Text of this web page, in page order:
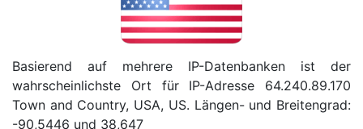
Basierend auf mehrere IP-Datenbanken ist der
wahrscheinlichste Ort für IP-Adresse 64.240.89.170
Town and Country, USA, US. Längen- und Breitengrad:
-90,5446 und 38,647